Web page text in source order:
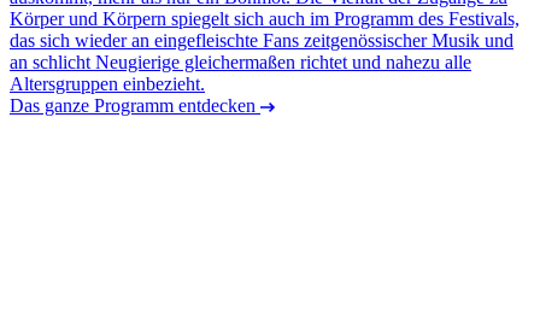
Körper und Körpern spiegelt sich auch im Programm des Festivals,
das sich wieder an eingefleischte Fans zeitgenössischer Musik und
an schlicht Neugierige gleichermaßen richtet und nahezu alle
Altersgruppen einbezieht.
Das ganze Programm entdecken